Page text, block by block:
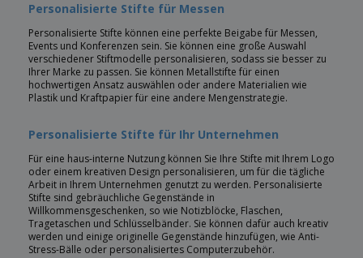
Personalisierte Stifte für Messen
Personalisierte Stifte können eine perfekte Beigabe für Messen,
Events und Konferenzen sein. Sie können eine große Auswahl
verschiedener Stiftmodelle personalisieren, sodass sie besser zu
Ihrer Marke zu passen. Sie können Metallstifte für einen
hochwertigen Ansatz auswählen oder andere Materialien wie
Plastik und Kraftpapier für eine andere Mengenstrategie.
Personalisierte Stifte für Ihr Unternehmen
Für eine haus-interne Nutzung können Sie Ihre Stifte mit Ihrem Logo
oder einem kreativen Design personalisieren, um für die tägliche
Arbeit in Ihrem Unternehmen genutzt zu werden. Personalisierte
Stifte sind gebräuchliche Gegenstände in
Willkommensgeschenken, so wie Notizblöcke, Flaschen,
Tragetaschen und Schlüsselbänder. Sie können dafür auch kreativ
werden und einige originelle Gegenstände hinzufügen, wie Anti-
Stress-Bälle oder personalisiertes Computerzubehör.